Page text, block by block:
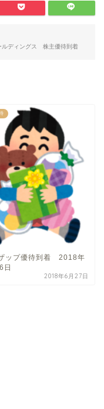
ルディングス 株主優待到着
ップ優待到着 2018年
日
2018年6月27日